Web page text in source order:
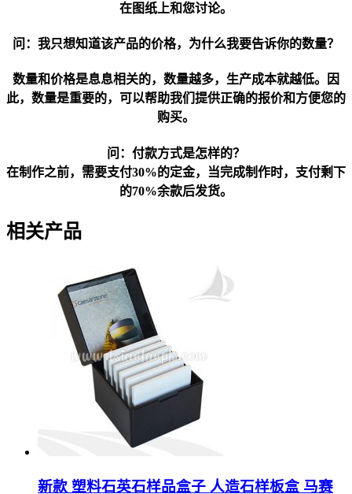
在图纸上和您讨论。
问：我只想知道该产品的价格，为什么我要告诉你的数量？
数量和价格是息息相关的，数量越多，生产成本就越低。因
此，数量是重要的，可以帮助我们提供正确的报价和方便您的
购买。
问：付款方式是怎样的？
在制作之前，需要支付30%的定金，当完成制作时，支付剩下
的70%余款后发货。
相关产品
新款 塑料石英石样品盒子 人造石样板盒 马赛